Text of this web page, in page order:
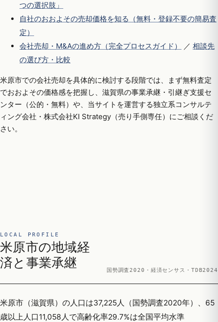
つの選択肢」
自社のおおよその売却価格を知る（無料・登録不要の簡易査
定）
会社売却・M&Aの進め方（完全プロセスガイド）
／ 相談先
の選び方・比較
米原市での会社売却を具体的に検討する段階では、まず無料査定
でおおよその価格感を把握し、滋賀県の事業承継・引継ぎ支援セ
ンター（公的・無料）や、当サイトを運営する独立系コンサルテ
ィング会社・株式会社KI Strategy（売り手側専任）にご相談くだ
さい。
LOCAL PROFILE
米原市の地域経
済と事業承継
国勢調査2020・経済センサス・TDB2024
米原市（滋賀県）の人口は37,225人（国勢調査2020年）、65
歳以上人口11,058人で高齢化率29.7%は全国平均水準